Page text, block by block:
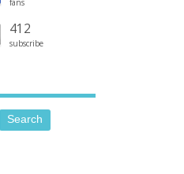
fans
412
subscribe